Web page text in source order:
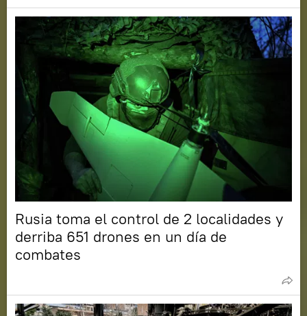
Rusia toma el control de 2 localidades y
derriba 651 drones en un día de
combates